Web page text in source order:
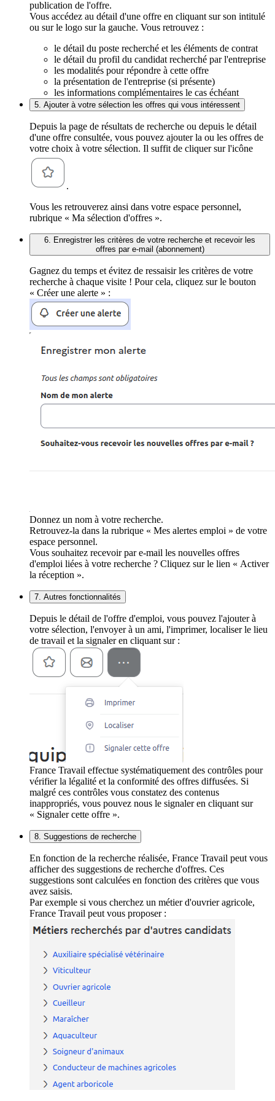
publication de l'offre.
Vous accédez au détail d'une offre en cliquant sur son intitulé
ou sur le logo sur la gauche. Vous retrouvez :
le détail du poste recherché et les éléments de contrat
le détail du profil du candidat recherché par l'entreprise
les modalités pour répondre à cette offre
la présentation de l'entreprise (si présente)
les informations complémentaires le cas échéant
5. Ajouter à votre sélection les offres qui vous intéressent
Depuis la page de résultats de recherche ou depuis le détail
d'une offre consultée, vous pouvez ajouter la ou les offres de
votre choix à votre sélection. Il suffit de cliquer sur l'icône
.
Vous les retrouverez ainsi dans votre espace personnel,
rubrique « Ma sélection d'offres ».
6. Enregistrer les critères de votre recherche et recevoir les
offres par e-mail (abonnement)
Gagnez du temps et évitez de ressaisir les critères de votre
recherche à chaque visite ! Pour cela, cliquez sur le bouton
« Créer une alerte » :
Donnez un nom à votre recherche.
Retrouvez-la dans la rubrique « Mes alertes emploi » de votre
espace personnel.
Vous souhaitez recevoir par e-mail les nouvelles offres
d'emploi liées à votre recherche ? Cliquez sur le lien « Activer
la réception ».
7. Autres fonctionnalités
Depuis le détail de l'offre d'emploi, vous pouvez l'ajouter à
votre sélection, l'envoyer à un ami, l'imprimer, localiser le lieu
de travail et la signaler en cliquant sur :
France Travail effectue systématiquement des contrôles pour
vérifier la légalité et la conformité des offres diffusées. Si
malgré ces contrôles vous constatez des contenus
inappropriés, vous pouvez nous le signaler en cliquant sur
« Signaler cette offre ».
8. Suggestions de recherche
En fonction de la recherche réalisée, France Travail peut vous
afficher des suggestions de recherche d'offres. Ces
suggestions sont calculées en fonction des critères que vous
avez saisis.
Par exemple si vous cherchez un métier d'ouvrier agricole,
France Travail peut vous proposer :